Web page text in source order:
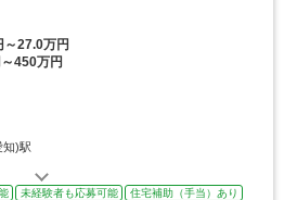
～27.0万円
450万円
知)駅
未経験者も応募可能
住宅補助（手当）あり